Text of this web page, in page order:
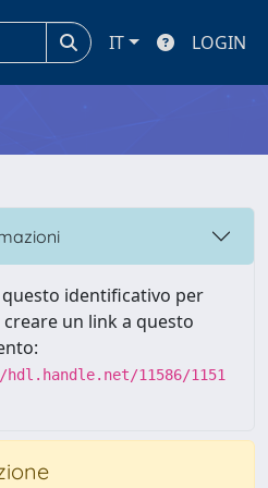
IT LOGIN
identificativo per
un link a questo
11586/1151